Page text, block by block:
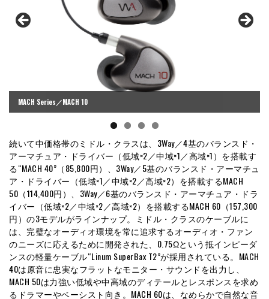
MACH Series／MACH 10
続いて中価格帯のミドル・クラスは、3Way／4基のバランスド・
アーマチュア・ドライバー（低域×2／中域×1／高域×1）を搭載す
る“MACH 40”（85,800円）、3Way／5基のバランスド・アーマチュ
ア・ドライバー（低域×1／中域×2／高域×2）を搭載するMACH
50（114,400円）、3Way／6基のバランスド・アーマチュア・ドラ
イバー（低域×2／中域×2／高域×2）を搭載するMACH 60（157,300
円）の3モデルがラインナップ。ミドル・クラスのケーブルに
は、完璧なオーディオ環境を常に追求するオーディオ・ファン
のニーズに応えるために開発された、0.75Ωという抵インピーダ
ンスの軽量ケーブル“Linum SuperBax T2”が採用されている。MACH
40は原音に忠実なフラットなモニター・サウンドを出力し、
MACH 50は力強い低域や中高域のディテールとレスポンスを求め
るドラマーやベーシスト向き。MACH 60は、なめらかで自然な音